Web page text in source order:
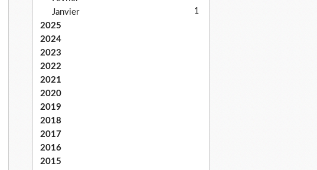
Janvier 1
2025
2024
2023
2022
2021
2020
2019
2018
2017
2016
2015